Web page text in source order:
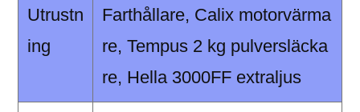
Utrustn
ing
Farthållare, Calix motorvärma
re, Tempus 2 kg pulversläcka
re, Hella 3000FF extraljus